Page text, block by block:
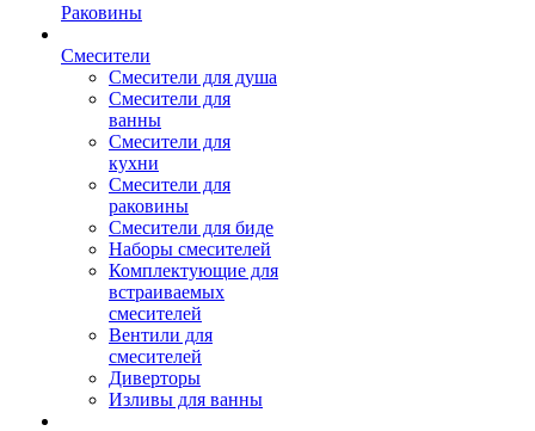
Раковины
Смесители
Смесители для душа
Смесители для
ванны
Смесители для
кухни
Смесители для
раковины
Смесители для биде
Наборы смесителей
Комплектующие для
встраиваемых
смесителей
Вентили для
смесителей
Диверторы
Изливы для ванны